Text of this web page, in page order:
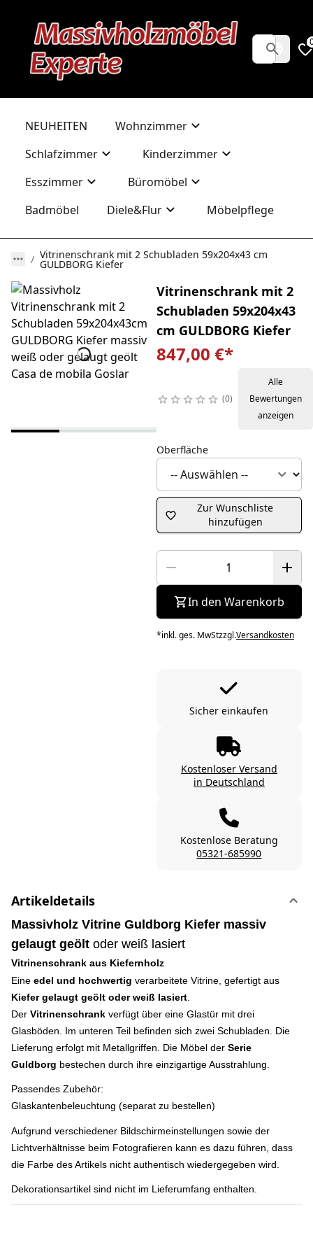
NEUHEITEN
Wohnzimmer
Schlafzimmer
Kinderzimmer
Esszimmer
Büromöbel
Badmöbel
Diele&Flur Möbelpflege
Vitrinenschrank mit 2 Schubladen 59x204x43 cm
GULDBORG Kiefer
Vitrinenschrank mit 2
Schubladen 59x204x43
cm GULDBORG Kiefer
847,00 €*
0
Alle
Bewertungen
anzeigen
Oberfläche
Zur Wunschliste
hinzufügen
In den Warenkorb
*inkl. ges. MwStzzgl.Versandkosten
Sicher einkaufen
Kostenloser Versand
in Deutschland
Kostenlose Beratung
05321-685990
Artikeldetails
Massivholz Vitrine Guldborg Kiefer massiv
gelaugt geölt oder weiß lasiert
Vitrinenschrank aus Kiefernholz
Eine edel und hochwertig verarbeitete Vitrine, gefertigt aus
Kiefer gelaugt geölt oder weiß lasiert
Der Vitrinenschrank verfügt über eine Glastür mit drei
Glasböden. Im unteren Teil befinden sich zwei Schubladen. Die
Lieferung erfolgt mit Metallgriffen. Die Möbel der Serie
Guldborg bestechen durch ihre einzigartige Ausstrahlung.
Passendes Zubehör:
Glaskantenbeleuchtung (separat zu bestellen)
Aufgrund verschiedener Bildschirmeinstellungen sowie der
Lichtverhältnisse beim Fotografieren kann es dazu führen, dass
die Farbe des Artikels nicht authentisch wiedergegeben wird.
Dekorationsartikel sind nicht im Lieferumfang enthalten.